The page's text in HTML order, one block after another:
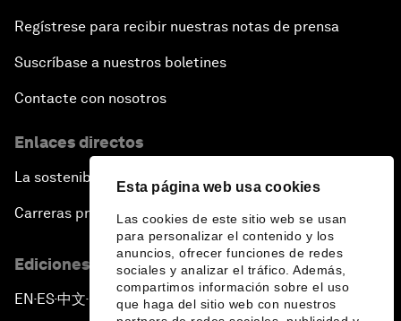
Esta página web usa cookies
Las cookies de este sitio web se usan
para personalizar el contenido y los
anuncios, ofrecer funciones de redes
sociales y analizar el tráfico. Además,
compartimos información sobre el uso
que haga del sitio web con nuestros
Regístrese para recibir nuestras notas de prensa
Suscríbase a nuestros boletines
Contacte con nosotros
Enlaces directos
La sostenibilidad en el Foro
Carreras profesionales
Ediciones en otros idiomas
EN ▪ES▪中文▪ 日本語